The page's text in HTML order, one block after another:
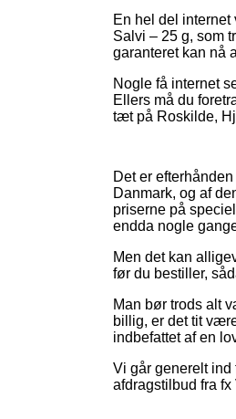
En hel del internet
Salvi – 25 g, som
garanteret kan nå
Nogle få internet
Ellers må du
tæt på Roskilde,
Det er
Danmark, og af
priserne på
endda nogle
Men det kan
før du bestiller,
Man bør trods alt
billig, er det tit
indbefattet af en
Vi går generelt ind
afdragstilbud fra